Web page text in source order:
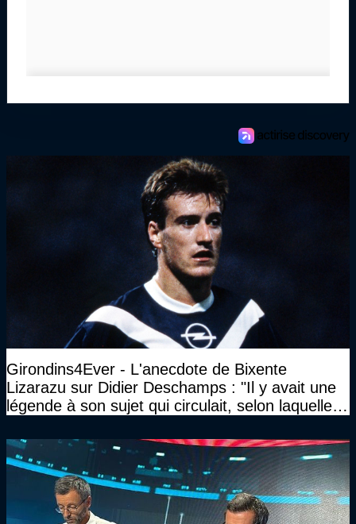
Girondins4Ever - L'anecdote de Bixente
Lizarazu sur Didier Deschamps : "Il y avait une
légende à son sujet qui circulait, selon laquelle il